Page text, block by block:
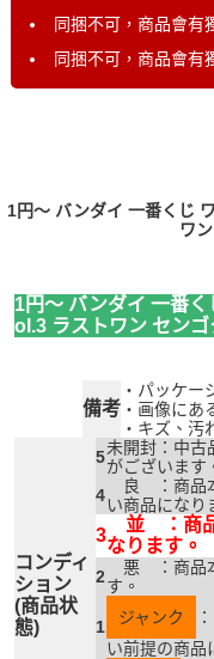
同捆不可，商品會有
同捆不可，商品會有
1円〜 バンダイ 一番くじ
ワ
1円〜 バンダイ 一番
ol.3 ラストワン センゴ
備考
・パッケー
・画像にあ
・キズ、汚
コンディ
ション
(商品状
態)
5未開封：中古
がございます
4 良 ：商品本
い商品になり
3
並 ：商品
なります。
2 悪 ：商品本
す。
1 ジャンク
い前提の商品